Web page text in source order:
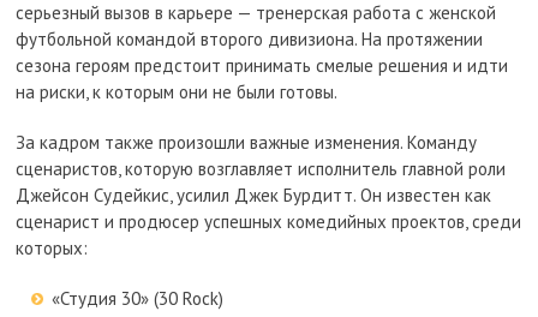
серьезный вызов в карьере — тренерская работа с женской
футбольной командой второго дивизиона. На протяжении
сезона героям предстоит принимать смелые решения и идти
на риски, к которым они не были готовы.
За кадром также произошли важные изменения. Команду
сценаристов, которую возглавляет исполнитель главной роли
Джейсон Судейкис, усилил Джек Бурдитт. Он известен как
сценарист и продюсер успешных комедийных проектов, среди
которых:
«Студия 30» (30 Rock)